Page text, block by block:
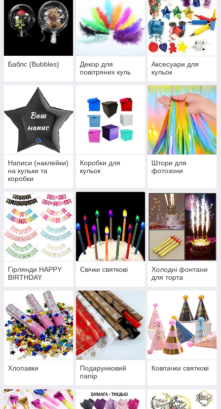
Баблс (Bubbles)
Декор для
повітряних куль
Аксесуари для
кульок
Написи (наклейки)
на кульки та
коробки
Коробки для
кульок
Штори для
фотозони
Гірлянди HAPPY
BIRTHDAY
Свічки святкові
Холодні фонтани
для торта
Хлопавки
Подарунковий
папір
Ковпачки святкові